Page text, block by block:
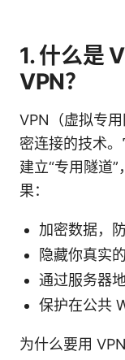
1. 什么是
VPN？
VPN（虚拟专
密连接的技术
建立“专用隧道
果：
加密数据，
隐藏你真实
通过服务器
保护在公共
为什么要用